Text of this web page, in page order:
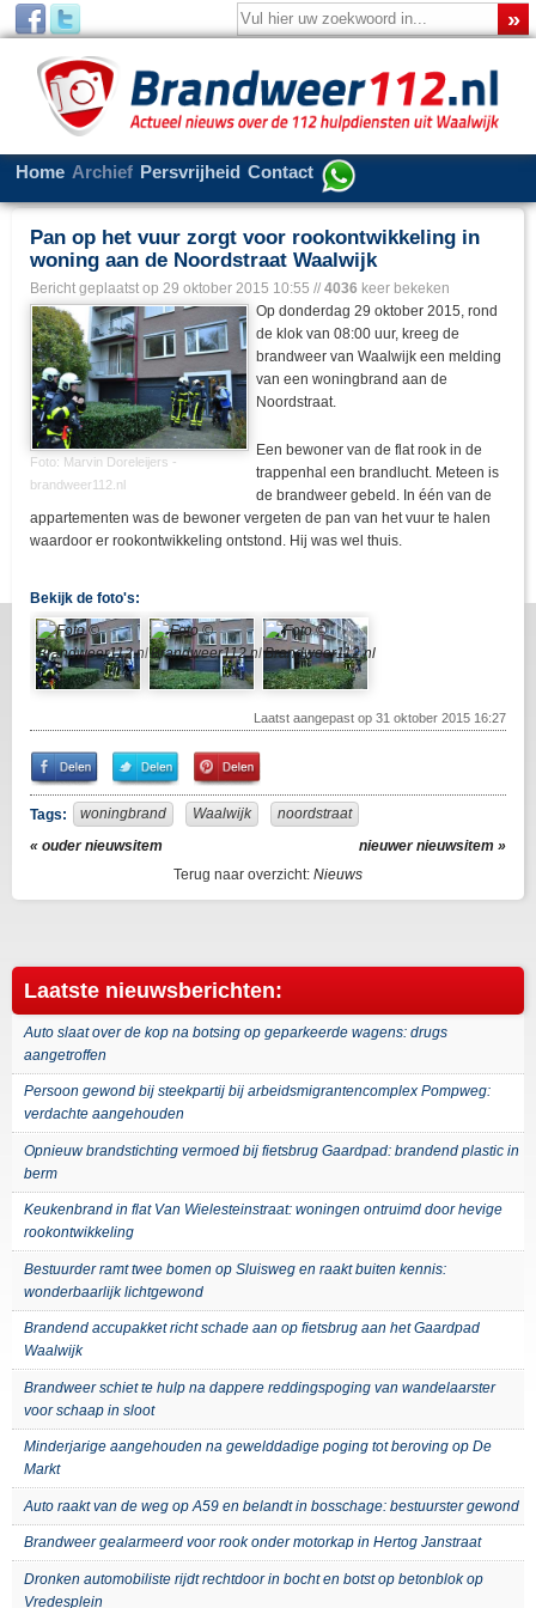
Home Archief Persvrijheid Contact
Pan op het vuur zorgt voor rookontwikkeling in
woning aan de Noordstraat Waalwijk
Bericht geplaatst op 29 oktober 2015 10:55 // 4036 keer bekeken
Foto: Marvin Doreleijers -
brandweer112.nl
Op donderdag 29 oktober 2015, rond
de klok van 08:00 uur, kreeg de
brandweer van Waalwijk een melding
van een woningbrand aan de
Noordstraat.
Een bewoner van de flat rook in de
trappenhal een brandlucht. Meteen is
de brandweer gebeld. In één van de
appartementen was de bewoner vergeten de pan van het vuur te halen
waardoor er rookontwikkeling ontstond. Hij was wel thuis.
Bekijk de foto's:
Laatst aangepast op 31 oktober 2015 16:27
Share
on
Facebook
Share
on
Twitter
Pin
It!
Tags: woningbrand Waalwijk
noordstraat
« ouder nieuwsitem
nieuwer nieuwsitem »
Terug naar overzicht: Nieuws
Laatste nieuwsberichten:
Auto slaat over de kop na botsing op geparkeerde wagens: drugs
aangetroffen
Persoon gewond bij steekpartij bij arbeidsmigrantencomplex Pompweg:
verdachte aangehouden
Opnieuw brandstichting vermoed bij fietsbrug Gaardpad: brandend plastic in
berm
Keukenbrand in flat Van Wielesteinstraat: woningen ontruimd door hevige
rookontwikkeling
Bestuurder ramt twee bomen op Sluisweg en raakt buiten kennis:
wonderbaarlijk lichtgewond
Brandend accupakket richt schade aan op fietsbrug aan het Gaardpad
Waalwijk
Brandweer schiet te hulp na dappere reddingspoging van wandelaarster
voor schaap in sloot
Minderjarige aangehouden na gewelddadige poging tot beroving op De
Markt
Auto raakt van de weg op A59 en belandt in bosschage: bestuurster gewond
Brandweer gealarmeerd voor rook onder motorkap in Hertog Janstraat
Dronken automobiliste rijdt rechtdoor in bocht en botst op betonblok op
Vredesplein